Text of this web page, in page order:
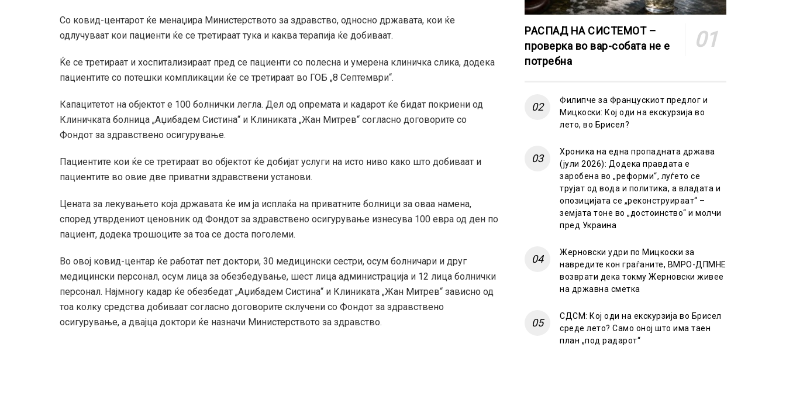
Со ковид-центарот ќе менаџира Министерството за здравство, односно државата, кои ќе
одлучуваат кои пациенти ќе се третираат тука и каква терапија ќе добиваат.
Ќе се третираат и хоспитализираат пред се пациенти со полесна и умерена клиничка слика, додека
пациентите со потешки компликации ќе се третираат во ГОБ „8 Септември“.
Капацитетот на објектот e 100 болнички легла. Дел од опремата и кадарот ќе бидат покриени од
Клиничката болница „Аџибадем Систина“ и Клиниката „Жан Митрев“ согласно договорите со
Фондот за здравствено осигурување.
Пациентите кои ќе се третираат во објектот ќе добијат услуги на исто ниво како што добиваат и
пациентите во овие две приватни здравствени установи.
Цената за лекувањето која државата ќе им ја исплаќа на приватните болници за оваа намена,
според утврдениот ценовник од Фондот за здравствено осигурување изнесува 100 евра од ден по
пациент, додека трошоците за тоа се доста поголеми.
Во овој ковид-центар ќе работат пет доктори, 30 медицински сестри, осум болничари и друг
медицински персонал, осум лица за обезбедување, шест лица администрација и 12 лица болнички
персонал. Најмногу кадар ќе обезбедат „Аџибадем Систина“ и Клиниката „Жан Митрев“ зависно од
тоа колку средства добиваат согласно договорите склучени со Фондот за здравствено
осигурување, а двајца доктори ќе назначи Министерството за здравство.
РАСПАД НА СИСТЕМОТ –
проверка во вар-собата не е
потребна
Филипче за Францускиот предлог и
Мицкоски: Кој оди на екскурзија во
лето, во Брисел?
Хроника на една пропадната држава
(јули 2026): Додека правдата е
заробена во „реформи“, луѓето се
трујат од вода и политика, а владата и
опозицијата се „реконструираат“ –
земјата тоне во „достоинство“ и молчи
пред Украина
Жерновски удри по Мицкоски за
навредите кон граѓаните, ВМРО-ДПМНЕ
возврати дека токму Жерновски живее
на државна сметка
СДСМ: Кој оди на екскурзија во Брисел
среде лето? Само оној што има таен
план „под радарот“